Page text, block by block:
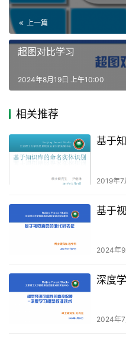
上一篇
超图对比学习
2024年8月19日 上午10:00
相关推荐
基于
2019年7
基于
2024年
深度
2024年7